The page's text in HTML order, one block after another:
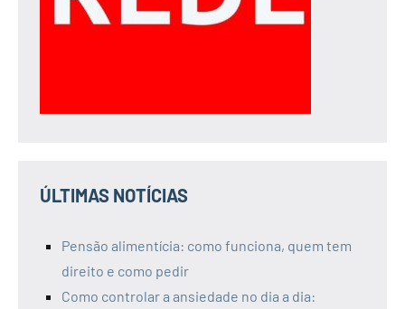
ÚLTIMAS NOTÍCIAS
Pensão alimentícia: como funciona, quem tem
direito e como pedir
Como controlar a ansiedade no dia a dia: